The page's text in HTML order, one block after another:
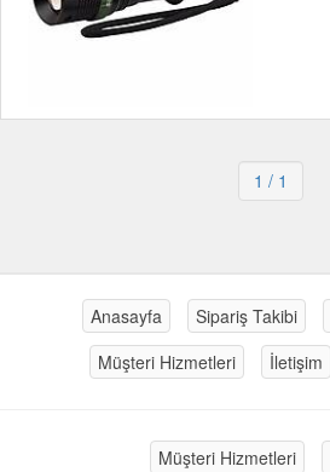
1 / 1
Anasayfa Sipariş Takibi
Müşteri Hizmetleri
İletişim
Müşteri Hizmetleri